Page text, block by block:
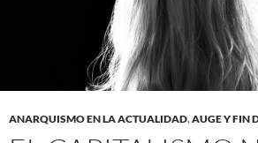
ANARQUISMO EN LA ACTUALIDAD,AUGE Y FIN